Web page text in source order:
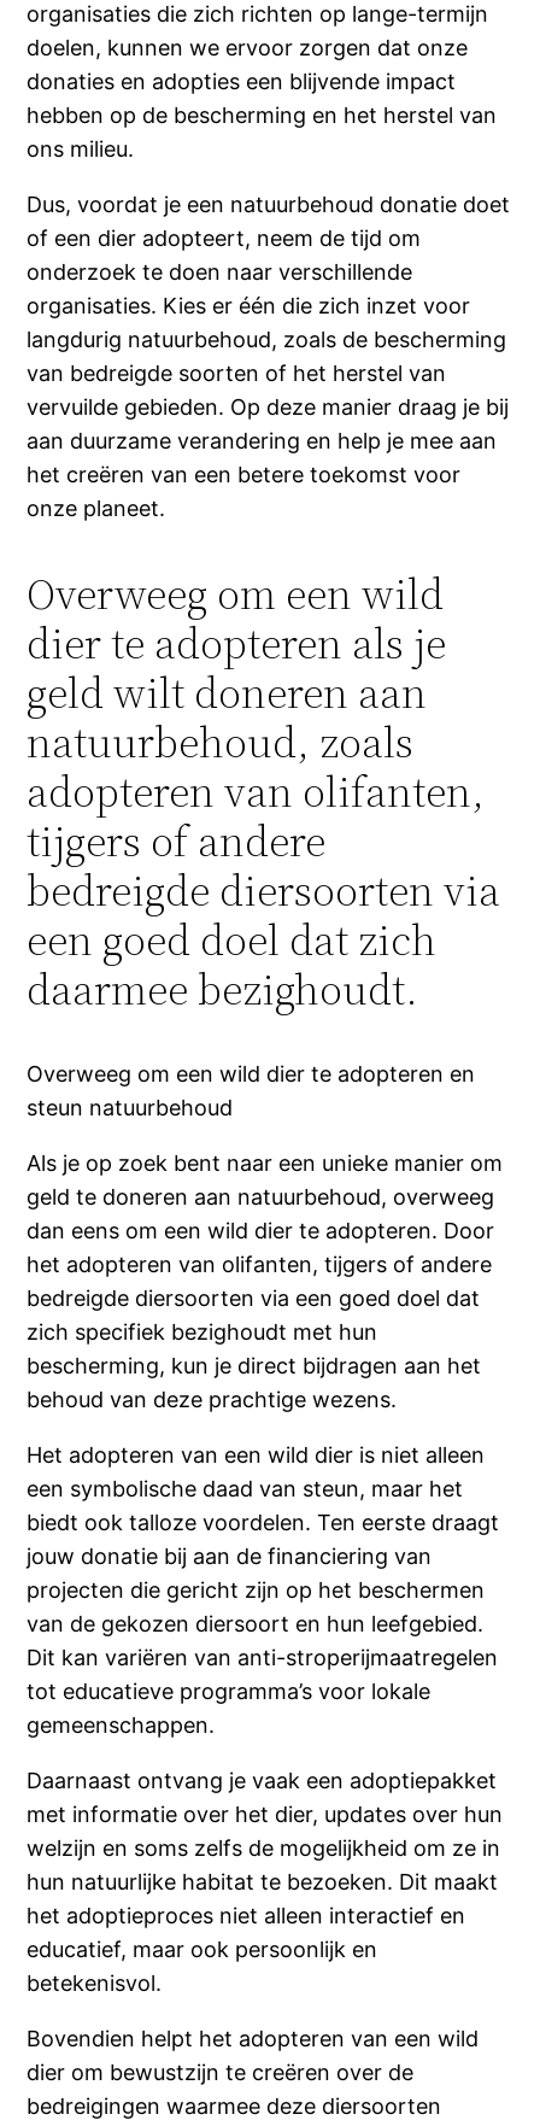
organisaties die zich richten op lange-termijn
doelen, kunnen we ervoor zorgen dat onze
donaties en adopties een blijvende impact
hebben op de bescherming en het herstel van
ons milieu.
Dus, voordat je een natuurbehoud donatie doet
of een dier adopteert, neem de tijd om
onderzoek te doen naar verschillende
organisaties. Kies er één die zich inzet voor
langdurig natuurbehoud, zoals de bescherming
van bedreigde soorten of het herstel van
vervuilde gebieden. Op deze manier draag je bij
aan duurzame verandering en help je mee aan
het creëren van een betere toekomst voor
onze planeet.
Overweeg om een ​​wild
dier te adopteren als je
geld wilt doneren aan
natuurbehoud, zoals
adopteren van olifanten,
tijgers of andere
bedreigde diersoorten via
een goed doel dat zich
daarmee bezighoudt.
Overweeg om een ​​wild dier te adopteren en
steun natuurbehoud
Als je op zoek bent naar een unieke manier om
geld te doneren aan natuurbehoud, overweeg
dan eens om een ​​wild dier te adopteren. Door
het adopteren van olifanten, tijgers of andere
bedreigde diersoorten via een goed doel dat
zich specifiek bezighoudt met hun
bescherming, kun je direct bijdragen aan het
behoud van deze prachtige wezens.
Het adopteren van een wild dier is niet alleen
een symbolische daad van steun, maar het
biedt ook talloze voordelen. Ten eerste draagt
jouw donatie bij aan de financiering van
projecten die gericht zijn op het beschermen
van de gekozen diersoort en hun leefgebied.
Dit kan variëren van anti-stroperijmaatregelen
tot educatieve programma’s voor lokale
gemeenschappen.
Daarnaast ontvang je vaak een adoptiepakket
met informatie over het dier, updates over hun
welzijn en soms zelfs de mogelijkheid om ze in
hun natuurlijke habitat te bezoeken. Dit maakt
het adoptieproces niet alleen interactief en
educatief, maar ook persoonlijk en
betekenisvol.
Bovendien helpt het adopteren van een wild
dier om bewustzijn te creëren over de
bedreigingen waarmee deze diersoorten